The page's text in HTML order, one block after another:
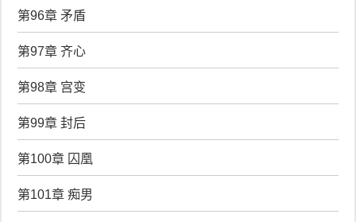
第96章 矛盾
第97章 齐心
第98章 宫变
第99章 封后
第100章 囚凰
第101章 痴男